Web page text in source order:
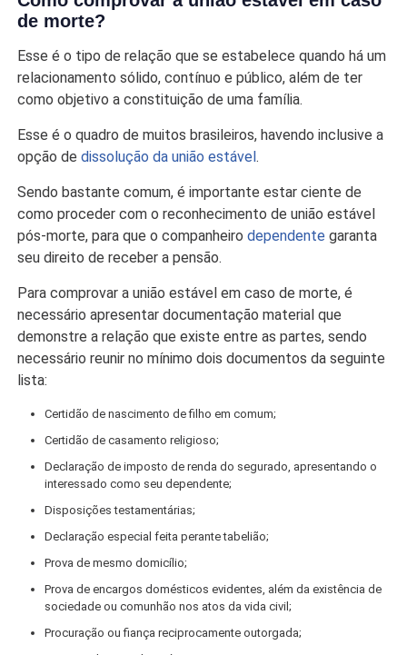
de morte?
Esse é o tipo de relação que se estabelece quando há um
relacionamento sólido, contínuo e público, além de ter
como objetivo a constituição de uma família.
Esse é o quadro de muitos brasileiros, havendo inclusive a
opção dedissolução da união estável.
Sendo bastante comum, é importante estar ciente de
como proceder com o reconhecimento de união estável
pós-morte, para que o companheirodependente garanta
seu direito de receber a pensão.
Para comprovar a união estável em caso de morte, é
necessário apresentar documentação material que
demonstre a relação que existe entre as partes, sendo
necessário reunir no mínimo dois documentos da seguinte
lista:
Certidão de nascimento de filho em comum;
Certidão de casamento religioso;
Declaração de imposto de renda do segurado, apresentando o
interessado como seu dependente;
Disposições testamentárias;
Declaração especial feita perante tabelião;
Prova de mesmo domicílio;
Prova de encargos domésticos evidentes, além da existência de
sociedade ou comunhão nos atos da vida civil;
Procuração ou fiança reciprocamente outorgada;